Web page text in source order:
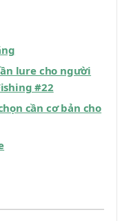
lure cho người
#22
cần cơ bản cho